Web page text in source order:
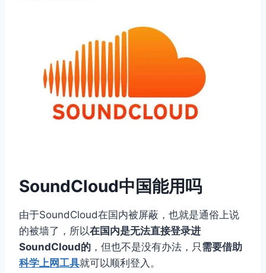
SoundCloud中国能用吗
由于SoundCloud在国内被屏蔽，也就是通俗上说
的被墙了，所以在国内是无法直接登录进
SoundCloud的 ，但也不是没有办法，只需要借助
科学上网工具就可以顺利登入。